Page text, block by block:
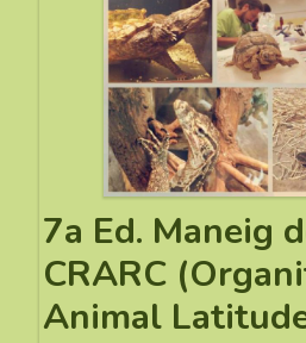
7a Ed. Maneig
CRARC
Animal